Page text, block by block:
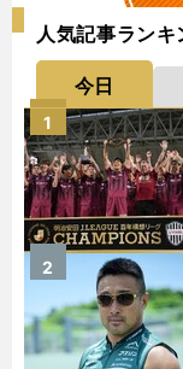
人気記事ランキ
今日
1
2